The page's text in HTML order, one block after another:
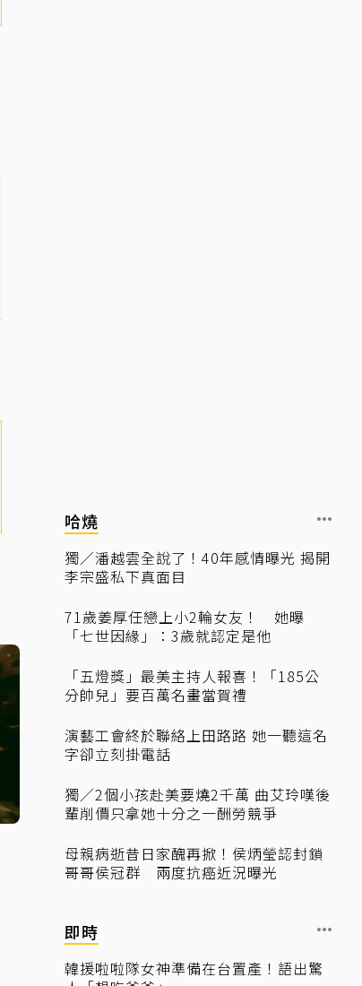
哈燒
獨／潘越雲全說了！40年感情曝光 揭開
李宗盛私下真面目
71歲姜厚任戀上小2輪女友！ 她曝
「七世因緣」：3歲就認定是他
「五燈獎」最美主持人報喜！「185公
分帥兒」要百萬名畫當賀禮
演藝工會終於聯絡上田路路 她一聽這名
字卻立刻掛電話
獨／2個小孩赴美要燒2千萬 曲艾玲嘆後
輩削價只拿她十分之一酬勞競爭
母親病逝昔日家醜再掀！侯炳瑩認封鎖
哥哥侯冠群 兩度抗癌近況曝光
即時
韓援啦啦隊女神準備在台置產！語出驚